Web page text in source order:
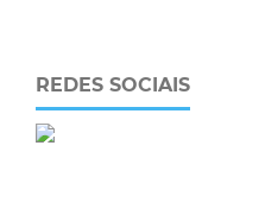
REDES SOCIAIS